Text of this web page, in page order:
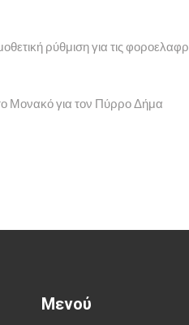
ρύθμιση για τις
Μονακό για τον Πύρρο Δήμα
Μενού